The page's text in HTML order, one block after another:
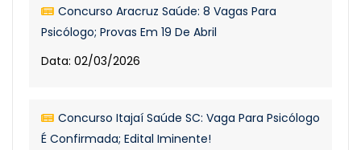
Concurso Aracruz Saúde: 8 Vagas Para
Psicólogo; Provas Em 19 De Abril
Data: 02/03/2026
Concurso Itajaí Saúde SC: Vaga Para Psicólogo
É Confirmada; Edital Iminente!